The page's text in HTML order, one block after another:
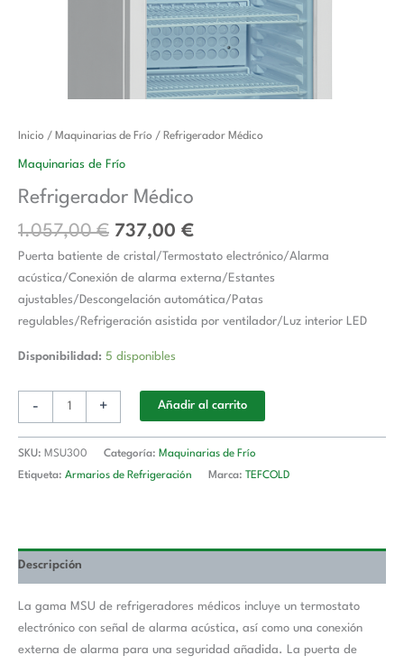
Inicio / Maquinarias de Frío / Refrigerador Médico
Maquinarias de Frío
Refrigerador Médico
1.057,00€
El
precio
era:
1.057,00 €.
737,00 €
El
737,00 €.
Puerta batiente de cristal/Termostato electrónico/Alarma
acústica/Conexión de alarma externa/Estantes
ajustables/Descongelación automática/Patas
regulables/Refrigeración asistida por ventilador/Luz interior LED
Disponibilidad: 5 disponibles
-
Refrigerador
Médico
+ Añadir al carrito
SKU: MSU300 Categoría: Maquinarias de Frío
Etiqueta: Armarios de Refrigeración Marca: TEFCOLD
Descripción
La gama MSU de refrigeradores médicos incluye un termostato
electrónico con señal de alarma acústica, así como una conexión
externa de alarma para una seguridad añadida. La puerta de